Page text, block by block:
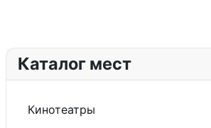
Каталог мест
Кинотеатры